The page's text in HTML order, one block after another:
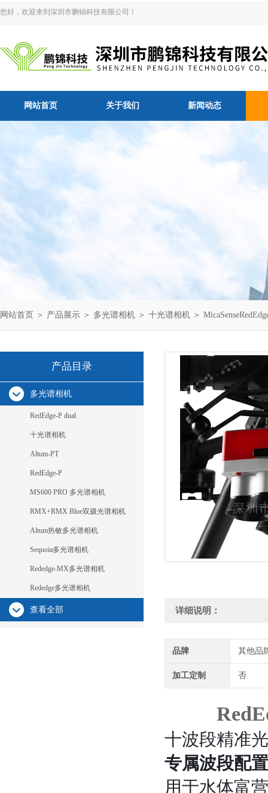
您好，欢迎来到深圳市鹏锦科技有限公司！
网站首页 关于我们 新闻动态
网站首页 ＞ 产品展示 ＞ 多光谱相机 ＞ 十光谱相机 ＞
产品目录
多光谱相机
RedEdge-P dual
十光谱相机
Altum-PT
RedEdge-P
MS600 PRO 多光谱相机
RMX+RMX Blue双摄光谱相机
Altum热敏多光谱相机
Sequoia多光谱相机
Rededge-MX多光谱相机
Rededge多光谱相机
查看全部 详细说明：
品牌 其他品
加工定制 否
十波段精准
专属波段配置
用于水体富